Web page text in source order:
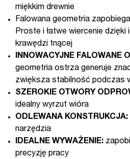
miękkim drewnie
Falowana geometria
Proste i łatwe wiercenie dzięki
krawędzi tnącej
INNOWACYJNE FALOWANE
geometria ostrza generuje
zwiększa stabilność podczas
SZEROKIE OTWORY
idealny wyrzut wióra
ODLEWANA KONSTRUKCJA:
narzędzia
IDEALNE WYWAŻENIE:
precyzję pracy